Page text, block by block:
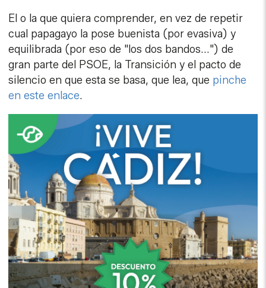
El o la que quiera comprender, en vez de repetir
cual papagayo la pose buenista (por evasiva) y
equilibrada (por eso de "los dos bandos...") de
gran parte del PSOE, la Transición y el pacto de
silencio en que esta se basa, que lea, que pinche
en este enlace.